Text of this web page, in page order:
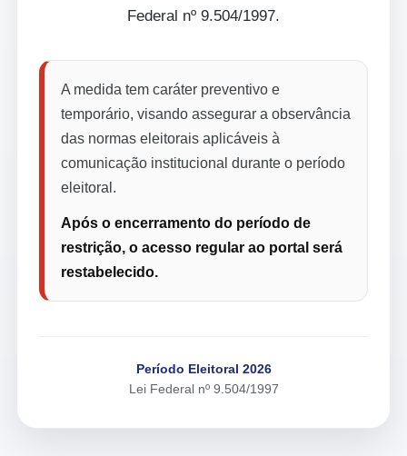
Federal nº 9.504/1997.
A medida tem caráter preventivo e
temporário, visando assegurar a observância
das normas eleitorais aplicáveis à
comunicação institucional durante o período
eleitoral.
Após o encerramento do período de
restrição, o acesso regular ao portal será
restabelecido.
Período Eleitoral 2026
Lei Federal nº 9.504/1997